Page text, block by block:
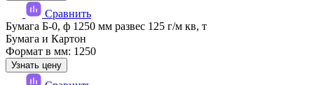
Сравнить
Бумага Б-0, ф 1250 мм развес 125 г/м кв, т
Бумага и Картон
Формат в мм: 1250
Узнать цену